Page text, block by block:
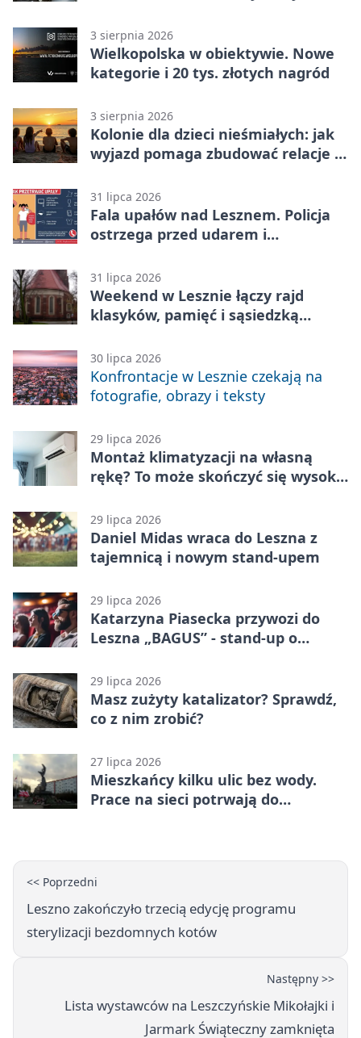
3 sierpnia 2026
Wielkopolska w obiektywie. Nowe
kategorie i 20 tys. złotych nagród
3 sierpnia 2026
Kolonie dla dzieci nieśmiałych: jak
wyjazd pomaga zbudować relacje z
31 lipca 2026
Fala upałów nad Lesznem. Policja
ostrzega przed udarem i
31 lipca 2026
Weekend w Lesznie łączy rajd
klasyków, pamięć i sąsiedzką
30 lipca 2026
Konfrontacje w Lesznie czekają na
fotografie, obrazy i teksty
29 lipca 2026
Montaż klimatyzacji na własną
rękę? To może skończyć się wysoką
29 lipca 2026
Daniel Midas wraca do Leszna z
tajemnicą i nowym stand-upem
29 lipca 2026
Katarzyna Piasecka przywozi do
Leszna „BAGUS” - stand-up o
29 lipca 2026
Masz zużyty katalizator? Sprawdź,
co z nim zrobić?
27 lipca 2026
Mieszkańcy kilku ulic bez wody.
Prace na sieci potrwają do
<< Poprzedni
Leszno zakończyło trzecią edycję programu
sterylizacji bezdomnych kotów
Następny >>
Lista wystawców na Leszczyńskie Mikołajki i
Jarmark Świąteczny zamknięta